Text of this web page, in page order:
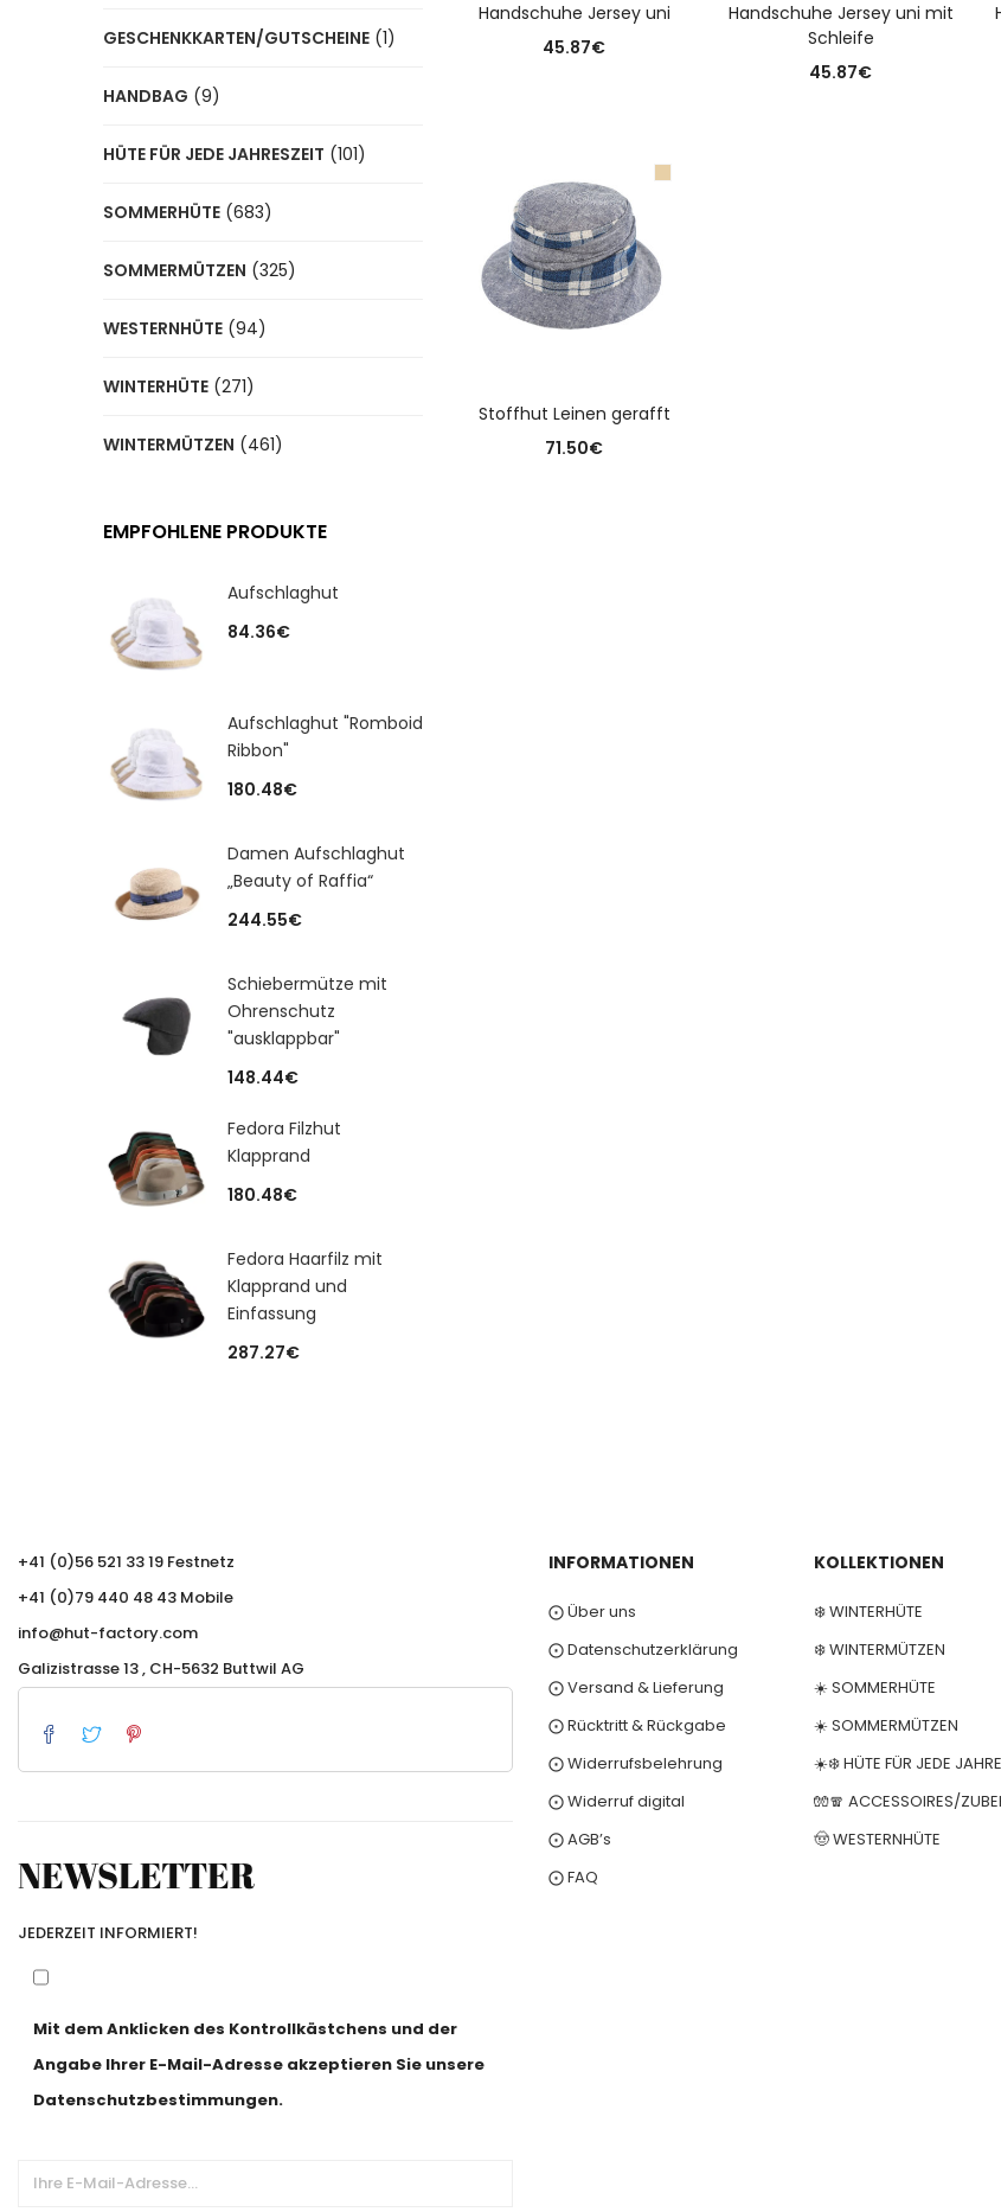
Handschuhe Jersey uni
45.87€
Handschuhe Jersey uni mit
Schleife
45.87€
Stoffhut Leinen gerafft
71.50€
GESCHENKKARTEN/GUTSCHEINE (1)
HANDBAG (9)
HÜTE FÜR JEDE JAHRESZEIT (101)
SOMMERHÜTE (683)
SOMMERMÜTZEN (325)
WESTERNHÜTE (94)
WINTERHÜTE (271)
WINTERMÜTZEN (461)
EMPFOHLENE PRODUKTE
Aufschlaghut
84.36€
Aufschlaghut "Romboid
Ribbon"
180.48€
Damen Aufschlaghut
„Beauty of Raffia“
244.55€
Schiebermütze mit
Ohrenschutz
"ausklappbar"
148.44€
Fedora Filzhut
Klapprand
180.48€
Fedora Haarfilz mit
Klapprand und
Einfassung
287.27€
+41 (0)56 521 33 19 Festnetz
+41 (0)79 440 48 43 Mobile
info@hut-factory.com
Galizistrasse 13 , CH-5632 Buttwil AG
NEWSLETTER
JEDERZEIT INFORMIERT!
Mit dem Anklicken des Kontrollkästchens und der
Angabe Ihrer E-Mail-Adresse akzeptieren Sie unsere
Datenschutzbestimmungen.
INFORMATIONEN
⨀ Über uns
⨀ Datenschutzerklärung
⨀ Versand & Lieferung
⨀ Rücktritt & Rückgabe
⨀ Widerrufsbelehrung
⨀ Widerruf digital
⨀ AGB’s
⨀ FAQ
KOLLEKTIONEN
❄️ WINTERHÜTE
❄️ WINTERMÜTZEN
☀️ SOMMERHÜTE
☀️ SOMMERMÜTZEN
☀️❄️ HÜTE FÜR JEDE
🧤🧣 ACCESSOIRES/
🤠 WESTERNHÜTE